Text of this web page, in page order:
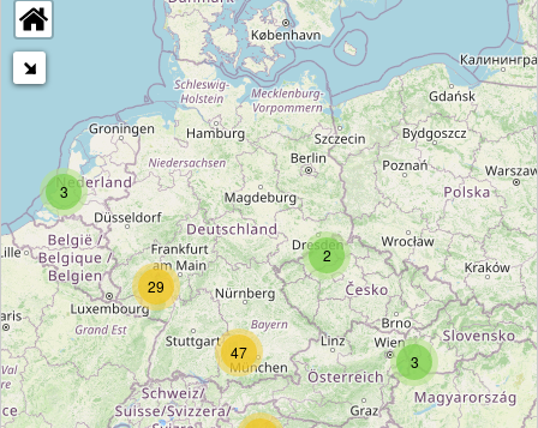
3
2
3
29
47